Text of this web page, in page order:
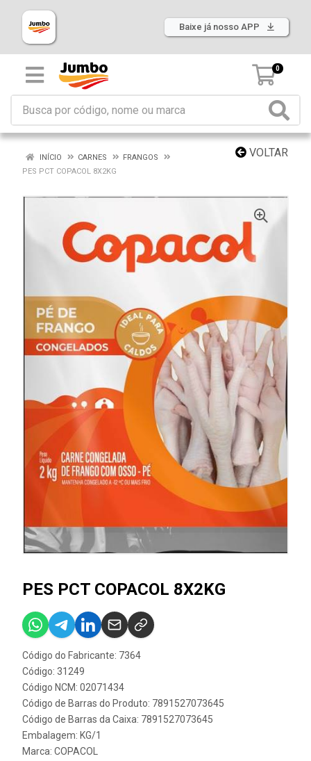
Baixe já nosso APP
0
VOLTAR
INÍCIO CARNES
FRANGOS
PES PCT COPACOL 8X2KG
PES PCT COPACOL 8X2KG
Código do Fabricante: 7364
Código: 31249
Código NCM: 02071434
Código de Barras do Produto: 7891527073645
Código de Barras da Caixa: 7891527073645
Embalagem: KG/1
Marca: COPACOL